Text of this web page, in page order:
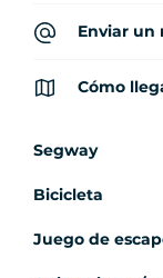
Enviar un
Cómo
Segway
Bicicleta
Juego de